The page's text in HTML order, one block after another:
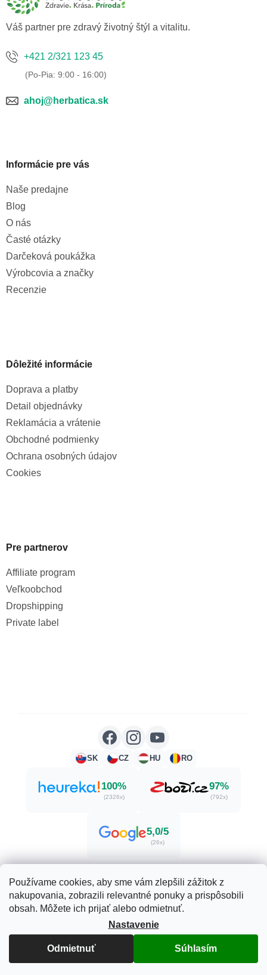
Používame cookies, aby sme vám zlepšili zážitok z
nakupovania, zobrazili relevantné ponuky a prispôsobili
obsah. Môžete ich prijať alebo odmietnuť.
Nastavenie
Odmietnuť Súhlasím
Váš partner pre zdravý životný štýl a vitalitu.
+421 2/321 123 45
ahoj@herbatica.sk
Informácie pre vás
Naše predajne
Blog
O nás
Časté otázky
Darčeková poukážka
Výrobcovia a značky
Recenzie
Dôležité informácie
Doprava a platby
Detail objednávky
Reklamácia a vrátenie
Obchodné podmienky
Ochrana osobných údajov
Cookies
Pre partnerov
Affiliate program
Veľkoobchod
Dropshipping
Private label
SK CZ HU RO
100%
(2326x)
97%
(792x)
5,0/5
(26x)
Vytvoril Shoptet
Copyright 2026Herbatica.sk. Všetky práva vyhradené.
Upraviť nastavenie cookies